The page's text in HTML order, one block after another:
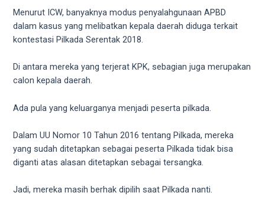
one:
amateur
porn
anal,
blonde,
etc.
You
Menurut ICW, banyaknya modus penyalahgunaan APBD
dalam kasus yang melibatkan kepala daerah diduga terkait
kontestasi Pilkada Serentak 2018.
Di antara mereka yang terjerat KPK, sebagian juga merupakan
calon kepala daerah.
Ada pula yang keluarganya menjadi peserta pilkada.
Dalam UU Nomor 10 Tahun 2016 tentang Pilkada, mereka
yang sudah ditetapkan sebagai peserta Pilkada tidak bisa
diganti atas alasan ditetapkan sebagai tersangka.
Jadi, mereka masih berhak dipilih saat Pilkada nanti.